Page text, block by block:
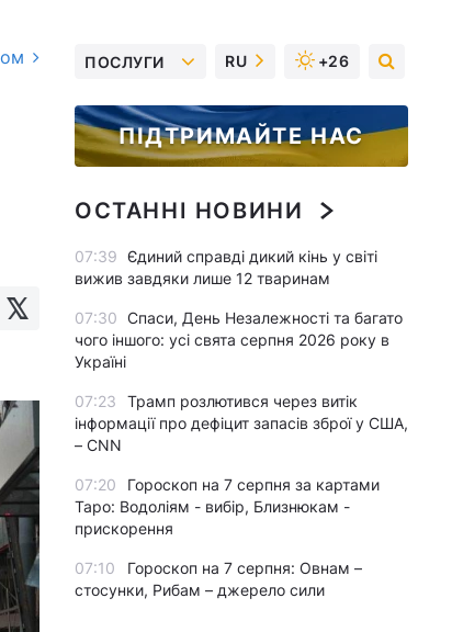
ПОСЛУГИ RU +26
ПІДТРИМАЙТЕ НАС
ОСТАННІ НОВИНИ
07:39 Єдиний справді дикий кінь у світі
вижив завдяки лише 12 тваринам
07:30 Спаси, День Незалежності та багато
чого іншого: усі свята серпня 2026 року в
Україні
07:23
Трамп розлютився через витік
інформації про дефіцит запасів зброї у США,
– CNN
07:20
Гороскоп на 7 серпня за картами
Таро: Водоліям - вибір, Близнюкам -
прискорення
07:10
Гороскоп на 7 серпня: Овнам –
стосунки, Рибам – джерело сили